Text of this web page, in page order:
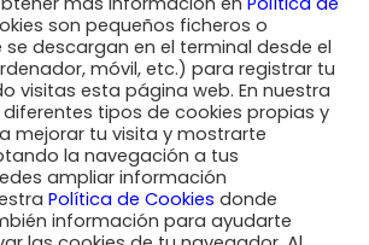
Sector Alimentario|Sector Logístico |Sector
Legal| Sector Financiero
Telecomunicaciones|Empleo temporal
|Sector Energético
y Cond. de uso|Privacidad|Políticas de la
son pequeños ficheros o
descargan en el terminal desde el
móvil, etc.) para registrar tu
visitas esta página web. En nuestra
tipos de cookies propias y
mejorar tu visita y mostrarte
la navegación a tus
ampliar información
Política de Cookies donde
información para ayudarte